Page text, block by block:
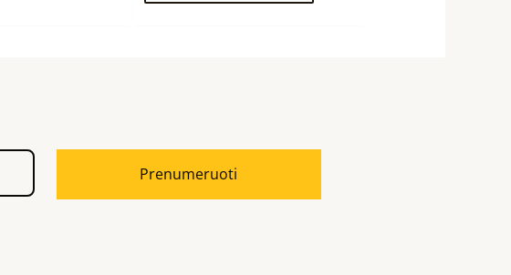
Prenumeruoti